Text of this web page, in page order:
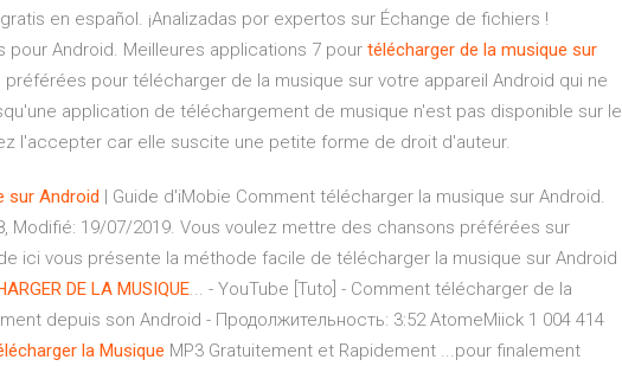
en español. ¡Analizadas por expertos sur Échange de fichiers !
pour Android. Meilleures applications 7 pour télécharger de la musique sur
pour télécharger de la musique sur votre appareil Android qui ne
application de téléchargement de musique n'est pas disponible sur le
l'accepter car elle suscite une petite forme de droit d'auteur.
sur Android | Guide d'iMobie Comment télécharger la musique sur Android.
Modifié: 19/07/2019. Vous voulez mettre des chansons préférées sur
ici vous présente la méthode facile de télécharger la musique sur Android
DE LA MUSIQUE... - YouTube [Tuto] - Comment télécharger de la
depuis son Android - Продолжительность: 3:52 AtomeMiick 1 004 414
la Musique MP3 Gratuitement et Rapidement ...pour finalement